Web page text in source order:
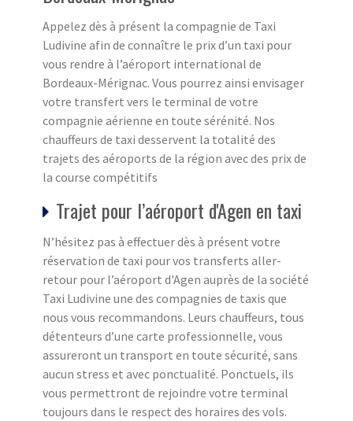
Appelez dès à présent la compagnie de Taxi
Ludivine afin de connaître le prix d’un taxi pour
vous rendre à l’aéroport international de
Bordeaux-Mérignac. Vous pourrez ainsi envisager
votre transfert vers le terminal de votre
compagnie aérienne en toute sérénité. Nos
chauffeurs de taxi desservent la totalité des
trajets des aéroports de la région avec des prix de
la course compétitifs
Trajet pour l’aéroport d'Agen en taxi
N’hésitez pas à effectuer dès à présent votre
réservation de taxi pour vos transferts aller-
retour pour l’aéroport d'Agen auprès de la société
Taxi Ludivine une des compagnies de taxis que
nous vous recommandons. Leurs chauffeurs, tous
détenteurs d’une carte professionnelle, vous
assureront un transport en toute sécurité, sans
aucun stress et avec ponctualité. Ponctuels, ils
vous permettront de rejoindre votre terminal
toujours dans le respect des horaires des vols.